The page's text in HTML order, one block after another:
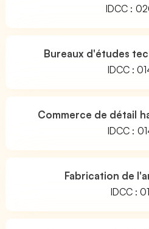
IDCC :
Bureaux d'études
IDCC :
Commerce de détail
IDCC :
Fabrication de
IDCC :